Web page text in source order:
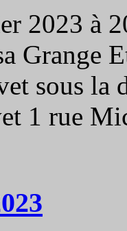
2023 à
Grange
sous
1 rue